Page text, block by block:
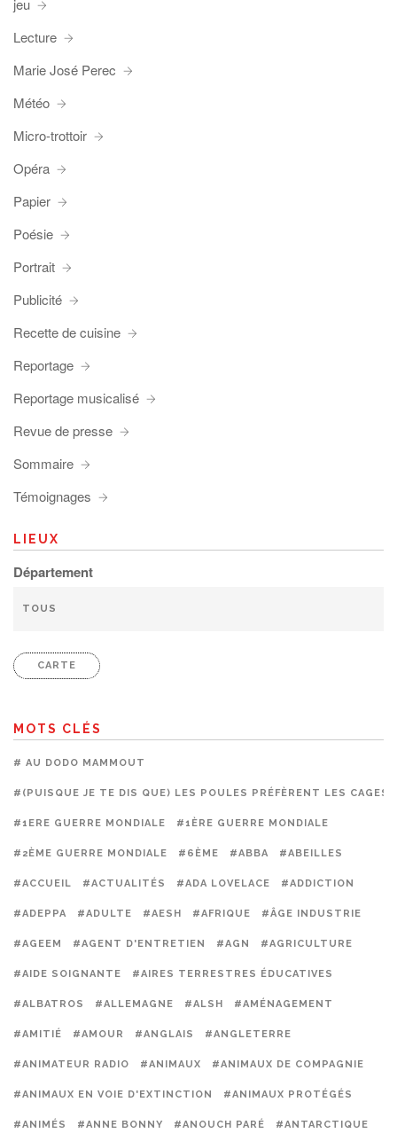
jeu
Lecture
Marie José Perec
Météo
Micro-trottoir
Opéra
Papier
Poésie
Portrait
Publicité
Recette de cuisine
Reportage
Reportage musicalisé
Revue de presse
Sommaire
Témoignages
LIEUX
Département
CARTE
MOTS CLÉS
# AU DODO MAMMOUT
#(PUISQUE JE TE DIS QUE) LES POULES PRÉFÈRENT LES CAGES
#1ERE GUERRE MONDIALE #1ÈRE GUERRE MONDIALE
#2ÈME GUERRE MONDIALE #6ÈME #ABBA #ABEILLES
#ACCUEIL #ACTUALITÉS #ADA LOVELACE #ADDICTION
#ADEPPA #ADULTE #AESH #AFRIQUE #ÂGE INDUSTRIE
#AGEEM #AGENT D'ENTRETIEN #AGN #AGRICULTURE
#AIDE SOIGNANTE #AIRES TERRESTRES ÉDUCATIVES
#ALBATROS #ALLEMAGNE #ALSH #AMÉNAGEMENT
#AMITIÉ #AMOUR #ANGLAIS #ANGLETERRE
#ANIMATEUR RADIO #ANIMAUX #ANIMAUX DE COMPAGNIE
#ANIMAUX EN VOIE D'EXTINCTION #ANIMAUX PROTÉGÉS
#ANIMÉS #ANNE BONNY #ANOUCH PARÉ #ANTARCTIQUE